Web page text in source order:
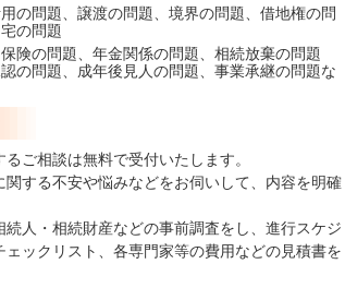
の問題、譲渡の問題、境界の問題、借地権の問
の問題
険の問題、年金関係の問題、相続放棄の問題
の問題、成年後見人の問題、事業承継の問題な
ご相談は無料で受付いたします。
関する不安や悩みなどをお伺いして、内容を明確
続人・相続財産などの事前調査をし、進行スケジ
ェックリスト、各専門家等の費用などの見積書を